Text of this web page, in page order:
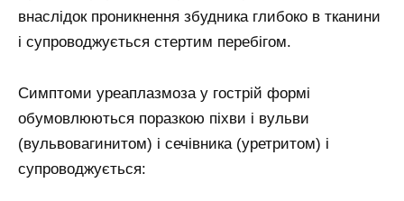
внаслідок проникнення збудника глибоко в тканини
і супроводжується стертим перебігом.
Симптоми уреаплазмоза у гострій формі
обумовлюються поразкою піхви і вульви
(вульвовагинитом) і сечівника (уретритом) і
супроводжується: